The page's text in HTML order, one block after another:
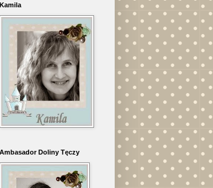
Kamila
Ambasador Doliny Tęczy